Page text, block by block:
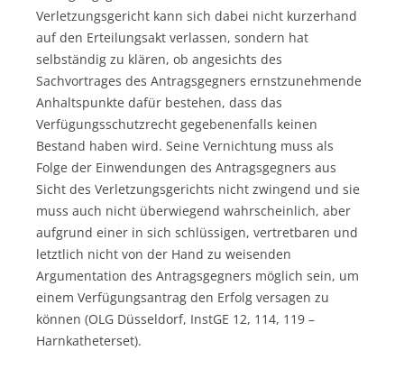
Verletzungsgericht kann sich dabei nicht kurzerhand
auf den Erteilungsakt verlassen, sondern hat
selbständig zu klären, ob angesichts des
Sachvortrages des Antragsgegners ernstzunehmende
Anhaltspunkte dafür bestehen, dass das
Verfügungsschutzrecht gegebenenfalls keinen
Bestand haben wird. Seine Vernichtung muss als
Folge der Einwendungen des Antragsgegners aus
Sicht des Verletzungsgerichts nicht zwingend und sie
muss auch nicht überwiegend wahrscheinlich, aber
aufgrund einer in sich schlüssigen, vertretbaren und
letztlich nicht von der Hand zu weisenden
Argumentation des Antragsgegners möglich sein, um
einem Verfügungsantrag den Erfolg versagen zu
können (OLG Düsseldorf, InstGE 12, 114, 119 –
Harnkatheterset).